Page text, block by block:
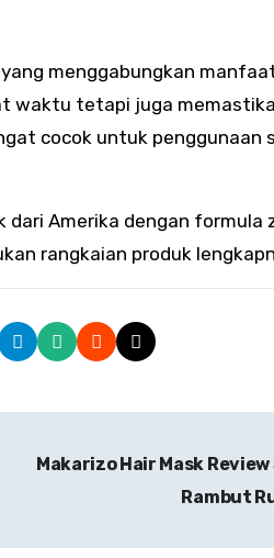
menggabungkan
waktu tetapi juga
cocok untuk penggunaan
dari Amerika dengan formula
rangkaian produk
Makarizo Hair Mask
Rambut